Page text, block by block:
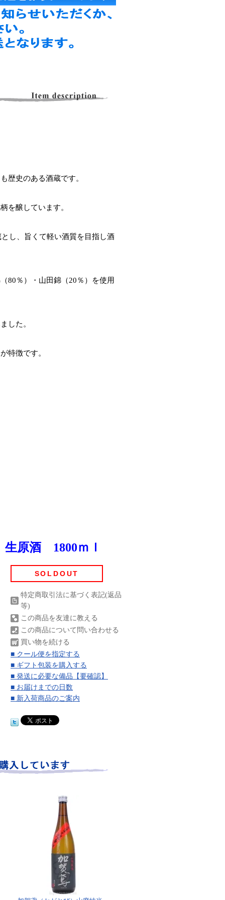
歴史のある酒蔵です。
を醸しています。
し、旨くて軽い酒質を目指し酒
％）・山田錦（20％）を使用
した。
特徴です。
原酒 1800ｍｌ
SOLDOUT
特定商取引法に基づく表記(返品
等)
この商品を友達に教える
この商品について問い合わせる
買い物を続ける
■ クール便を指定する
■ ギフト包装を購入する
■ 発送に必要な備品【要確認】
■ お届けまでの日数
■ 新入荷商品のご案内